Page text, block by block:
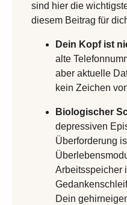
sind hier die
diesem Beitrag für
Dein Kopf ist
alte
aber aktuelle
kein Zeichen
Biologischer
depressiven
Überforderung
Arbeitsspeicher
Dein